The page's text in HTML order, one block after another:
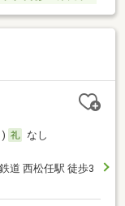
なし
道 西松任駅 徒歩3